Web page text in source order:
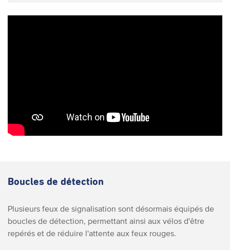
Boucles de détection
Plusieurs feux de signalisation sont désormais équipés de
boucles de détection, permettant ainsi aux vélos d'être
repérés et de réduire l'attente aux feux rouges.